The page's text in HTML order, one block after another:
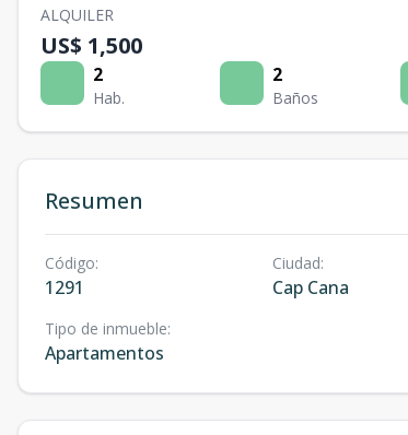
ALQUILER
US$ 1,500
2
Hab.
2
Baños
Resumen
Código:
1291
Ciudad:
Cap Cana
Tipo de inmueble:
Apartamentos